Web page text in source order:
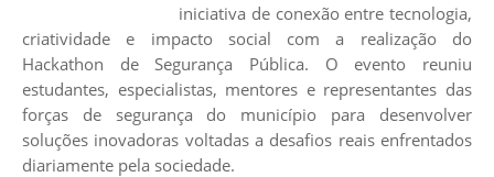
iniciativa de conexão entre tecnologia,
criatividade e impacto social com a realização do
Hackathon de Segurança Pública. O evento reuniu
estudantes, especialistas, mentores e representantes das
forças de segurança do município para desenvolver
soluções inovadoras voltadas a desafios reais enfrentados
diariamente pela sociedade.